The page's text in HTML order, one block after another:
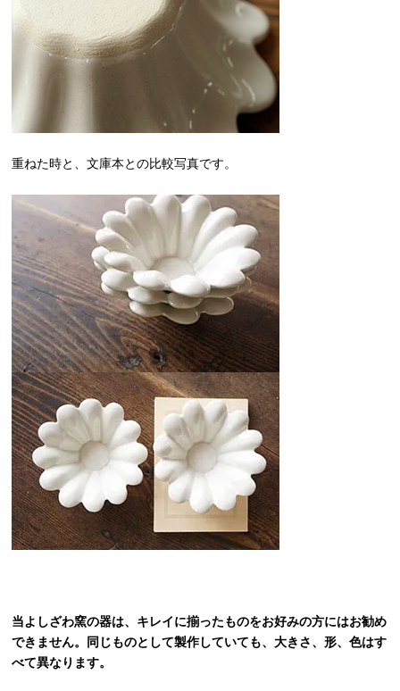
重ねた時と、文庫本との比較写真です。
当よしざわ窯の器は、キレイに揃ったものをお好みの方にはお勧め
できません。同じものとして製作していても、大きさ、形、色はす
べて異なります。